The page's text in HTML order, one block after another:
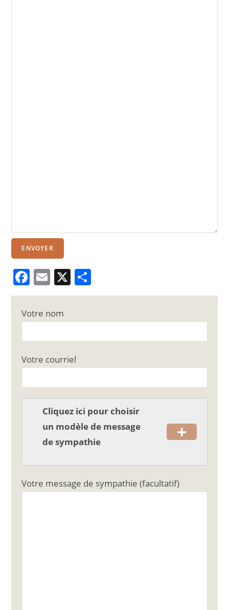
ENVOYER
F
a
c
e
b
o
o
k
E
m
ai
l
X
ar
g
er
Votre nom
Votre courriel
Cliquez ici pour choisir
un modèle de message
de sympathie
+
Votre message de sympathie (facultatif)